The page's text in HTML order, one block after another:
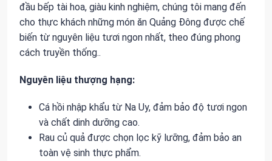
đầu bếp tài hoa, giàu kinh nghiệm, chúng tôi mang đến
cho thực khách những món ăn Quảng Đông được chế
biến từ nguyên liệu tươi ngon nhất, theo đúng phong
cách truyền thống..
Nguyên liệu thượng hạng:
Cá hồi nhập khẩu từ Na Uy, đảm bảo độ tươi ngon
và chất dinh dưỡng cao.
Rau củ quả được chọn lọc kỹ lưỡng, đảm bảo an
toàn vệ sinh thực phẩm.